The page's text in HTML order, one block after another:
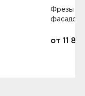
Фрезы
фасадов
от 11